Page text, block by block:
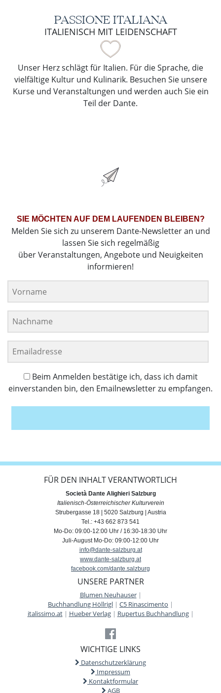
PASSIONE ITALIANA
ITALIENISCH MIT LEIDENSCHAFT
Unser Herz schlägt für Italien. Für die Sprache, die
vielfältige Kultur und Kulinarik. Besuchen Sie unsere
Kurse und Veranstaltungen und werden auch Sie ein
Teil der Dante.
SIE MÖCHTEN AUF DEM LAUFENDEN BLEIBEN?
Melden Sie sich zu unserem Dante-Newsletter an und
lassen Sie sich regelmäßig
über Veranstaltungen, Angebote und Neuigkeiten
informieren!
Beim Anmelden bestätige ich, dass ich damit
einverstanden bin, den Emailnewsletter zu empfangen.
FÜR DEN INHALT VERANTWORTLICH
Società Dante Alighieri Salzburg
Italienisch-Österreichischer Kulturverein
Strubergasse 18 | 5020 Salzburg | Austria
Tel.: +43 662 873 541
Mo-Do: 09:00-12:00 Uhr / 16:30-18:30 Uhr
Juli-August Mo-Do: 09:00-12:00 Uhr
info@dante-salzburg.at
www.dante-salzburg.at
facebook.com/dante.salzburg
UNSERE PARTNER
Blumen Neuhauser|
Buchhandlung Höllrigl | C5 Rinascimento |
italissimo.at| Hueber Verlag| Rupertus Buchhandlung|
WICHTIGE LINKS
Datenschutzerklärung
Impressum
Kontaktformular
AGB